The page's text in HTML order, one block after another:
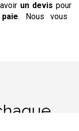
un devis pour
. Nous vous